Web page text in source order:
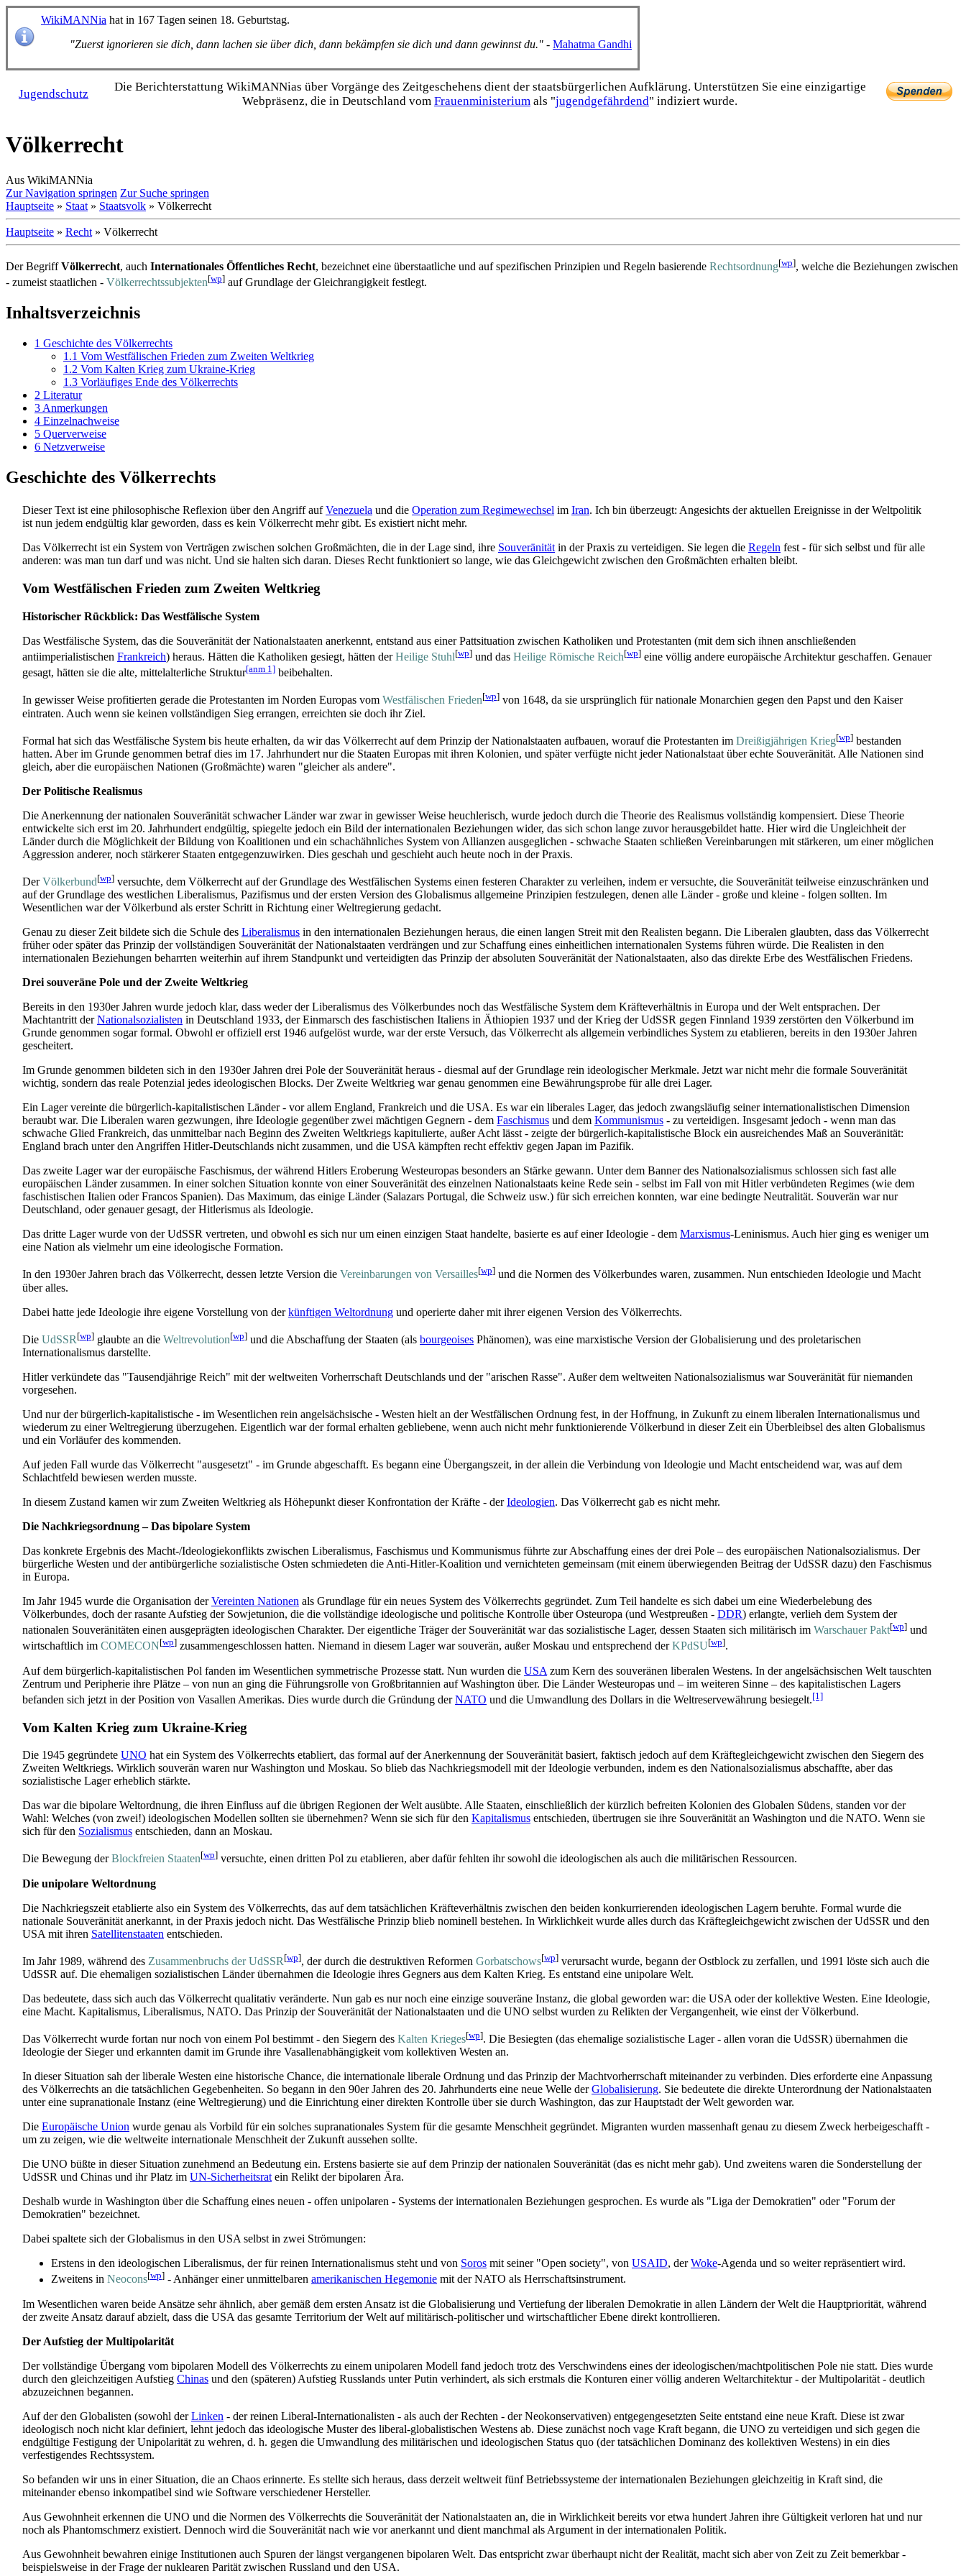
WikiMANNia hat in 167 Tagen seinen 18. Geburtstag.
"Zuerst ignorieren sie dich, dann lachen sie über dich, dann bekämpfen sie dich und dann gewinnst du." - Mahatma Gandhi
Jugendschutz
Die Bericht­erstattung WikiMANNias über Vorgänge des Zeitgeschehens dient der staats­bürgerlichen Aufklärung. Unterstützen Sie eine einzig­artige
Webpräsenz, die in Deutschland vom Frauen­ministerium als "jugend­gefährdend" indiziert wurde.
Völkerrecht
Aus WikiMANNia
Zur Navigation springen Zur Suche springen
Hauptseite » Staat » Staatsvolk » Völkerrecht
Hauptseite » Recht » Völkerrecht
Der BegriffVölkerrecht, auch Internationales Öffentliches Recht, bezeichnet eine überstaatliche und auf spezifischen Prinzipien und Regeln basierende Rechtsordnung[wp], welche die Beziehungen zwischen
- zumeist staatlichen - Völkerrechts­subjekten[wp] auf Grundlage der Gleichrangigkeit festlegt.
Inhaltsverzeichnis
1 Geschichte des Völkerrechts
1.1 Vom Westfälischen Frieden zum Zweiten Weltkrieg
1.2 Vom Kalten Krieg zum Ukraine-Krieg
1.3 Vorläufiges Ende des Völkerrechts
2 Literatur
3 Anmerkungen
4 Einzelnachweise
5 Querverweise
6 Netzverweise
Geschichte des Völkerrechts
Dieser Text ist eine philosophische Reflexion über den Angriff aufVenezuela und die Operation zum Regimewechsel im Iran. Ich bin überzeugt: Angesichts der aktuellen Ereignisse in der Weltpolitik
ist nun jedem endgültig klar geworden, dass es kein Völkerrecht mehr gibt. Es existiert nicht mehr.
Das Völkerrecht ist ein System von Verträgen zwischen solchen Großmächten, die in der Lage sind, ihre Souveränität in der Praxis zu verteidigen. Sie legen die Regeln fest - für sich selbst und für alle
anderen: was man tun darf und was nicht. Und sie halten sich daran. Dieses Recht funktioniert so lange, wie das Gleichgewicht zwischen den Großmächten erhalten bleibt.
Vom Westfälischen Frieden zum Zweiten Weltkrieg
Historischer Rückblick: Das Westfälische System
Das Westfälische System, das die Souveränität der Nationalstaaten anerkennt, entstand aus einer Pattsituation zwischen Katholiken und Protestanten (mit dem sich ihnen anschließenden
antiimperialistischen Frankreich) heraus. Hätten die Katholiken gesiegt, hätten derHeilige Stuhl[wp] und das Heilige Römische Reich[wp] eine völlig andere europäische Architektur geschaffen. Genauer
gesagt, hätten sie die alte, mittelalterliche Struktur[anm 1] beibehalten.
In gewisser Weise profitierten gerade die Protestanten im Norden Europas vom Westfälischen Frieden[wp] von 1648, da sie ursprünglich für nationale Monarchien gegen den Papst und den Kaiser
eintraten. Auch wenn sie keinen vollständigen Sieg errangen, erreichten sie doch ihr Ziel.
Formal hat sich das Westfälische System bis heute erhalten, da wir das Völkerrecht auf dem Prinzip der Nationalstaaten aufbauen, worauf die Protestanten im Dreißigjährigen Krieg[wp] bestanden
hatten. Aber im Grunde genommen betraf dies im 17. Jahrhundert nur die Staaten Europas mit ihren Kolonien, und später verfügte nicht jeder Nationalstaat über echte Souveränität. Alle Nationen sind
gleich, aber die europäischen Nationen (Großmächte) waren "gleicher als andere".
Der Politische Realismus
Die Anerkennung der nationalen Souveränität schwacher Länder war zwar in gewisser Weise heuchlerisch, wurde jedoch durch die Theorie des Realismus vollständig kompensiert. Diese Theorie
entwickelte sich erst im 20. Jahrhundert endgültig, spiegelte jedoch ein Bild der internationalen Beziehungen wider, das sich schon lange zuvor herausgebildet hatte. Hier wird die Ungleichheit der
Länder durch die Möglichkeit der Bildung von Koalitionen und ein schachähnliches System von Allianzen ausgeglichen - schwache Staaten schließen Vereinbarungen mit stärkeren, um einer möglichen
Aggression anderer, noch stärkerer Staaten entgegenzuwirken. Dies geschah und geschieht auch heute noch in der Praxis.
DerVölkerbund[wp] versuchte, dem Völkerrecht auf der Grundlage des Westfälischen Systems einen festeren Charakter zu verleihen, indem er versuchte, die Souveränität teilweise einzuschränken und
auf der Grundlage des westlichen Liberalismus, Pazifismus und der ersten Version des Globalismus allgemeine Prinzipien festzulegen, denen alle Länder - große und kleine - folgen sollten. Im
Wesentlichen war der Völkerbund als erster Schritt in Richtung einer Weltregierung gedacht.
Genau zu dieser Zeit bildete sich die Schule des Liberalismus in den internationalen Beziehungen heraus, die einen langen Streit mit den Realisten begann. Die Liberalen glaubten, dass das Völkerrecht
früher oder später das Prinzip der vollständigen Souveränität der Nationalstaaten verdrängen und zur Schaffung eines einheitlichen internationalen Systems führen würde. Die Realisten in den
internationalen Beziehungen beharrten weiterhin auf ihrem Standpunkt und verteidigten das Prinzip der absoluten Souveränität der Nationalstaaten, also das direkte Erbe des Westfälischen Friedens.
Drei souveräne Pole und der Zweite Weltkrieg
Bereits in den 1930er Jahren wurde jedoch klar, dass weder der Liberalismus des Völkerbundes noch das Westfälische System dem Kräfteverhältnis in Europa und der Welt entsprachen. Der
Machtantritt derNationalsozialisten in Deutschland 1933, der Einmarsch des faschistischen Italiens in Äthiopien 1937 und der Krieg der UdSSR gegen Finnland 1939 zerstörten den Völkerbund im
Grunde genommen sogar formal. Obwohl er offiziell erst 1946 aufgelöst wurde, war der erste Versuch, das Völkerrecht als allgemein verbindliches System zu etablieren, bereits in den 1930er Jahren
gescheitert.
Im Grunde genommen bildeten sich in den 1930er Jahren drei Pole der Souveränität heraus - diesmal auf der Grundlage rein ideologischer Merkmale. Jetzt war nicht mehr die formale Souveränität
wichtig, sondern das reale Potenzial jedes ideologischen Blocks. Der Zweite Weltkrieg war genau genommen eine Bewährungsprobe für alle drei Lager.
Ein Lager vereinte die bürgerlich-kapitalistischen Länder - vor allem England, Frankreich und die USA. Es war ein liberales Lager, das jedoch zwangsläufig seiner internationalistischen Dimension
beraubt war. Die Liberalen waren gezwungen, ihre Ideologie gegenüber zwei mächtigen Gegnern - dem Faschismus und dem Kommunismus - zu verteidigen. Insgesamt jedoch - wenn man das
schwache Glied Frankreich, das unmittelbar nach Beginn des Zweiten Weltkriegs kapitulierte, außer Acht lässt - zeigte der bürgerlich-kapitalistische Block ein ausreichendes Maß an Souveränität:
England brach unter den Angriffen Hitler-Deutschlands nicht zusammen, und die USA kämpften recht effektiv gegen Japan im Pazifik.
Das zweite Lager war der europäische Faschismus, der während Hitlers Eroberung Westeuropas besonders an Stärke gewann. Unter dem Banner des National­sozialismus schlossen sich fast alle
europäischen Länder zusammen. In einer solchen Situation konnte von einer Souveränität des einzelnen Nationalstaats keine Rede sein - selbst im Fall von mit Hitler verbündeten Regimes (wie dem
faschistischen Italien oder Francos Spanien). Das Maximum, das einige Länder (Salazars Portugal, die Schweiz usw.) für sich erreichen konnten, war eine bedingte Neutralität. Souverän war nur
Deutschland, oder genauer gesagt, der Hitlerismus als Ideologie.
Das dritte Lager wurde von der UdSSR vertreten, und obwohl es sich nur um einen einzigen Staat handelte, basierte es auf einer Ideologie - dem Marxismus-Leninismus. Auch hier ging es weniger um
eine Nation als vielmehr um eine ideologische Formation.
In den 1930er Jahren brach das Völkerrecht, dessen letzte Version die Vereinbarungen von Versailles[wp] und die Normen des Völkerbundes waren, zusammen. Nun entschieden Ideologie und Macht
über alles.
Dabei hatte jede Ideologie ihre eigene Vorstellung von derkünftigen Weltordnung und operierte daher mit ihrer eigenen Version des Völkerrechts.
Die UdSSR [wp] glaubte an die Weltrevolution[wp] und die Abschaffung der Staaten (als bourgeoises Phänomen), was eine marxistische Version der Globalisierung und des proletarischen
Internationalismus darstellte.
Hitler verkündete das "Tausendjährige Reich" mit der weltweiten Vorherrschaft Deutschlands und der "arischen Rasse". Außer dem weltweiten National­sozialismus war Souveränität für niemanden
vorgesehen.
Und nur der bürgerlich-kapitalistische - im Wesentlichen rein angelsächsische - Westen hielt an der Westfälischen Ordnung fest, in der Hoffnung, in Zukunft zu einem liberalen Internationalismus und
wiederum zu einer Weltregierung überzugehen. Eigentlich war der formal erhalten gebliebene, wenn auch nicht mehr funktionierende Völkerbund in dieser Zeit ein Überbleibsel des alten Globalismus
und ein Vorläufer des kommenden.
Auf jeden Fall wurde das Völkerrecht "ausgesetzt" - im Grunde abgeschafft. Es begann eine Übergangszeit, in der allein die Verbindung von Ideologie und Macht entscheidend war, was auf dem
Schlachtfeld bewiesen werden musste.
In diesem Zustand kamen wir zum Zweiten Weltkrieg als Höhepunkt dieser Konfrontation der Kräfte - derIdeologien. Das Völkerrecht gab es nicht mehr.
Die Nachkriegsordnung – Das bipolare System
Das konkrete Ergebnis des Macht-/Ideologie­konflikts zwischen Liberalismus, Faschismus und Kommunismus führte zur Abschaffung eines der drei Pole – des europäischen Nationalsozialismus. Der
bürgerliche Westen und der antibürgerliche sozialistische Osten schmiedeten die Anti-Hitler-Koalition und vernichteten gemeinsam (mit einem überwiegenden Beitrag der UdSSR dazu) den Faschismus
in Europa.
Im Jahr 1945 wurde die Organisation derVereinten Nationen als Grundlage für ein neues System des Völkerrechts gegründet. Zum Teil handelte es sich dabei um eine Wiederbelebung des
Völkerbundes, doch der rasante Aufstieg der Sowjetunion, die die vollständige ideologische und politische Kontrolle über Osteuropa (und Westpreußen - DDR) erlangte, verlieh dem System der
nationalen Souveränitäten einen ausgeprägten ideologischen Charakter. Der eigentliche Träger der Souveränität war das sozialistische Lager, dessen Staaten sich militärisch im Warschauer Pakt[wp] und
wirtschaftlich im COMECON[wp] zusammen­geschlossen hatten. Niemand in diesem Lager war souverän, außer Moskau und entsprechend derKPdSU[wp].
Auf dem bürgerlich-kapitalistischen Pol fanden im Wesentlichen symmetrische Prozesse statt. Nun wurden die USA zum Kern des souveränen liberalen Westens. In der angelsächsischen Welt tauschten
Zentrum und Peripherie ihre Plätze – von nun an ging die Führungsrolle von Großbritannien auf Washington über. Die Länder Westeuropas und – im weiteren Sinne – des kapitalistischen Lagers
befanden sich jetzt in der Position von Vasallen Amerikas. Dies wurde durch die Gründung derNATO und die Umwandlung des Dollars in die Weltreservewährung besiegelt.[1]
Vom Kalten Krieg zum Ukraine-Krieg
Die 1945 gegründete UNO hat ein System des Völkerrechts etabliert, das formal auf der Anerkennung der Souveränität basiert, faktisch jedoch auf dem Kräftegleichgewicht zwischen den Siegern des
Zweiten Weltkriegs. Wirklich souverän waren nur Washington und Moskau. So blieb das Nachkriegsmodell mit der Ideologie verbunden, indem es den National­sozialismus abschaffte, aber das
sozialistische Lager erheblich stärkte.
Das war die bipolare Weltordnung, die ihren Einfluss auf die übrigen Regionen der Welt ausübte. Alle Staaten, einschließlich der kürzlich befreiten Kolonien des Globalen Südens, standen vor der
Wahl: Welches (von zwei!) ideologischen Modellen sollten sie übernehmen? Wenn sie sich für den Kapitalismus entschieden, übertrugen sie ihre Souveränität an Washington und die NATO. Wenn sie
sich für den Sozialismus entschieden, dann an Moskau.
Die Bewegung derBlockfreien Staaten[wp] versuchte, einen dritten Pol zu etablieren, aber dafür fehlten ihr sowohl die ideologischen als auch die militärischen Ressourcen.
Die unipolare Weltordnung
Die Nachkriegszeit etablierte also ein System des Völkerrechts, das auf dem tatsächlichen Kräfteverhältnis zwischen den beiden konkurrierenden ideologischen Lagern beruhte. Formal wurde die
nationale Souveränität anerkannt, in der Praxis jedoch nicht. Das Westfälische Prinzip blieb nominell bestehen. In Wirklichkeit wurde alles durch das Kräftegleichgewicht zwischen der UdSSR und den
USA mit ihren Satellitenstaaten entschieden.
Im Jahr 1989, während des Zusammenbruchs der UdSSR [wp], der durch die destruktiven Reformen Gorbatschows[wp] verursacht wurde, begann der Ostblock zu zerfallen, und 1991 löste sich auch die
UdSSR auf. Die ehemaligen sozialistischen Länder übernahmen die Ideologie ihres Gegners aus dem Kalten Krieg. Es entstand eine unipolare Welt.
Das bedeutete, dass sich auch das Völkerrecht qualitativ veränderte. Nun gab es nur noch eine einzige souveräne Instanz, die global geworden war: die USA oder der kollektive Westen. Eine Ideologie,
eine Macht. Kapitalismus, Liberalismus, NATO. Das Prinzip der Souveränität der Nationalstaaten und die UNO selbst wurden zu Relikten der Vergangenheit, wie einst der Völkerbund.
Das Völkerrecht wurde fortan nur noch von einem Pol bestimmt - den Siegern des Kalten Krieges[wp]. Die Besiegten (das ehemalige sozialistische Lager - allen voran die UdSSR) übernahmen die
Ideologie der Sieger und erkannten damit im Grunde ihre Vasallen­abhängigkeit vom kollektiven Westen an.
In dieser Situation sah der liberale Westen eine historische Chance, die internationale liberale Ordnung und das Prinzip der Machtvorherrschaft miteinander zu verbinden. Dies erforderte eine Anpassung
des Völkerrechts an die tatsächlichen Gegebenheiten. So begann in den 90er Jahren des 20. Jahrhunderts eine neue Welle derGlobalisierung. Sie bedeutete die direkte Unterordnung der Nationalstaaten
unter eine supranationale Instanz (eine Weltregierung) und die Einrichtung einer direkten Kontrolle über sie durch Washington, das zur Hauptstadt der Welt geworden war.
Die Europäische Union wurde genau als Vorbild für ein solches supranationales System für die gesamte Menschheit gegründet. Migranten wurden massenhaft genau zu diesem Zweck herbeigeschafft -
um zu zeigen, wie die weltweite internationale Menschheit der Zukunft aussehen sollte.
Die UNO büßte in dieser Situation zunehmend an Bedeutung ein. Erstens basierte sie auf dem Prinzip der nationalen Souveränität (das es nicht mehr gab). Und zweitens waren die Sonderstellung der
UdSSR und Chinas und ihr Platz im UN-Sicherheitsrat ein Relikt der bipolaren Ära.
Deshalb wurde in Washington über die Schaffung eines neuen - offen unipolaren - Systems der internationalen Beziehungen gesprochen. Es wurde als "Liga der Demokratien" oder "Forum der
Demokratien" bezeichnet.
Dabei spaltete sich der Globalismus in den USA selbst in zwei Strömungen:
Erstens in den ideologischen Liberalismus, der für reinen Internationalismus steht und von Soros mit seiner "Open society", von USAID, derWoke-Agenda und so weiter repräsentiert wird.
Zweitens in Neocons[wp] - Anhänger einer unmittelbaren amerikanischen Hegemonie mit der NATO als Herrschaftsinstrument.
Im Wesentlichen waren beide Ansätze sehr ähnlich, aber gemäß dem ersten Ansatz ist die Globalisierung und Vertiefung der liberalen Demokratie in allen Ländern der Welt die Hauptpriorität, während
der zweite Ansatz darauf abzielt, dass die USA das gesamte Territorium der Welt auf militärisch-politischer und wirtschaftlicher Ebene direkt kontrollieren.
Der Aufstieg der Multipolarität
Der vollständige Übergang vom bipolaren Modell des Völkerrechts zu einem unipolaren Modell fand jedoch trotz des Verschwindens eines der ideologischen/machtpolitischen Pole nie statt. Dies wurde
durch den gleichzeitigen Aufstieg Chinas und den (späteren) Aufstieg Russlands unter Putin verhindert, als sich erstmals die Konturen einer völlig anderen Weltarchitektur - der Multipolarität - deutlich
abzuzeichnen begannen.
Auf der den Globalisten (sowohl derLinken - der reinen Liberal-Internationalisten - als auch der Rechten - der Neokonservativen) entgegengesetzten Seite entstand eine neue Kraft. Diese ist zwar
ideologisch noch nicht klar definiert, lehnt jedoch das ideologische Muster des liberal-globalistischen Westens ab. Diese zunächst noch vage Kraft begann, die UNO zu verteidigen und sich gegen die
endgültige Festigung der Unipolarität zu wehren, d. h. gegen die Umwandlung des militärischen und ideologischen Status quo (der tatsächlichen Dominanz des kollektiven Westens) in ein dies
verfestigendes Rechtssystem.
So befanden wir uns in einer Situation, die an Chaos erinnerte. Es stellte sich heraus, dass derzeit weltweit fünf Betriebssysteme der internationalen Beziehungen gleichzeitig in Kraft sind, die
miteinander ebenso inkompatibel sind wie Software verschiedener Hersteller.
Aus Gewohnheit erkennen die UNO und die Normen des Völkerrechts die Souveränität der Nationalstaaten an, die in Wirklichkeit bereits vor etwa hundert Jahren ihre Gültigkeit verloren hat und nur
noch als Phantomschmerz existiert. Dennoch wird die Souveränität nach wie vor anerkannt und dient manchmal als Argument in der internationalen Politik.
Aus Gewohnheit bewahren einige Institutionen auch Spuren der längst vergangenen bipolaren Welt. Das entspricht zwar überhaupt nicht der Realität, macht sich aber von Zeit zu Zeit bemerkbar -
beispielsweise in der Frage der nuklearen Parität zwischen Russland und den USA.